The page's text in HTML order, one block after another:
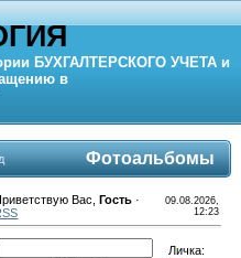
БУХГАЛТЕРСКОГО УЧЕТА и
в
Фотоальбомы
Вас ,Гость ·
09.08.2026,
12:23
Личка: